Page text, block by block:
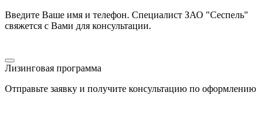
Введите Ваше имя и телефон. Специалист ЗАО "Сеспель"
свяжется с Вами для консультации.
Лизинговая программа
Отправьте заявку и получите консультацию по оформлению